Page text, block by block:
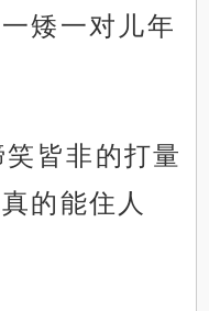
矮一对儿年
皆非的打量
的能住人